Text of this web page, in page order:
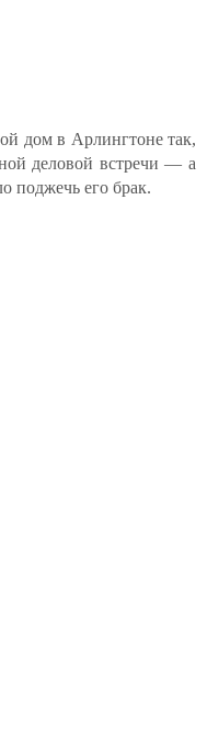
дом в Арлингтоне так,
деловой встречи — а
поджечь его брак.